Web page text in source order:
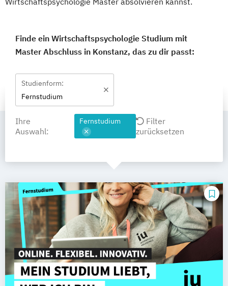
Finde ein Wirtschaftspsychologie Studium mit
Master Abschluss in Konstanz, das zu dir passt:
Studienform:
Fernstudium
Ihre
Auswahl:
Fernstudium
Filter
zurücksetzen